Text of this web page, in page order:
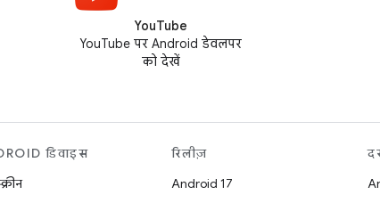
YouTube
YouTube पर Android डेवलपर
को देखें
डिवाइस
रिलीज़
Android 17